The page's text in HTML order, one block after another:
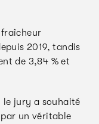
2019, tandis
de 3,84 % et
le jury a souhaité
un véritable